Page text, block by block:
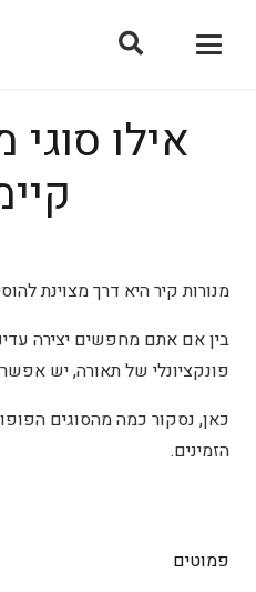
אילו סוגי
מנורות קיר היא דרך מצוינת
בין אם אתם מחפשים יצירה
פונקציונלי של תאורה, יש
כאן, נסקור כמה מהסוגים
הזמינים.
פמוטים